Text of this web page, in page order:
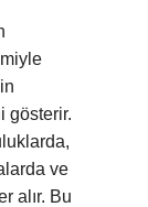
gösterir.
ve
alır. Bu